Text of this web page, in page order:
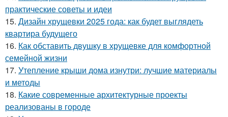
практические советы и идеи
15. Дизайн хрущевки 2025 года: как будет выглядеть
квартира будущего
16. Как обставить двушку в хрущевке для комфортной
семейной жизни
17. Утепление крыши дома изнутри: лучшие материалы
и методы
18. Какие современные архитектурные проекты
реализованы в городе